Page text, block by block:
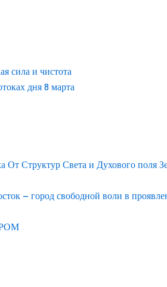
сила и чистота
дня 8 марта
От Структур Света и Духового поля
– город свободной воли в